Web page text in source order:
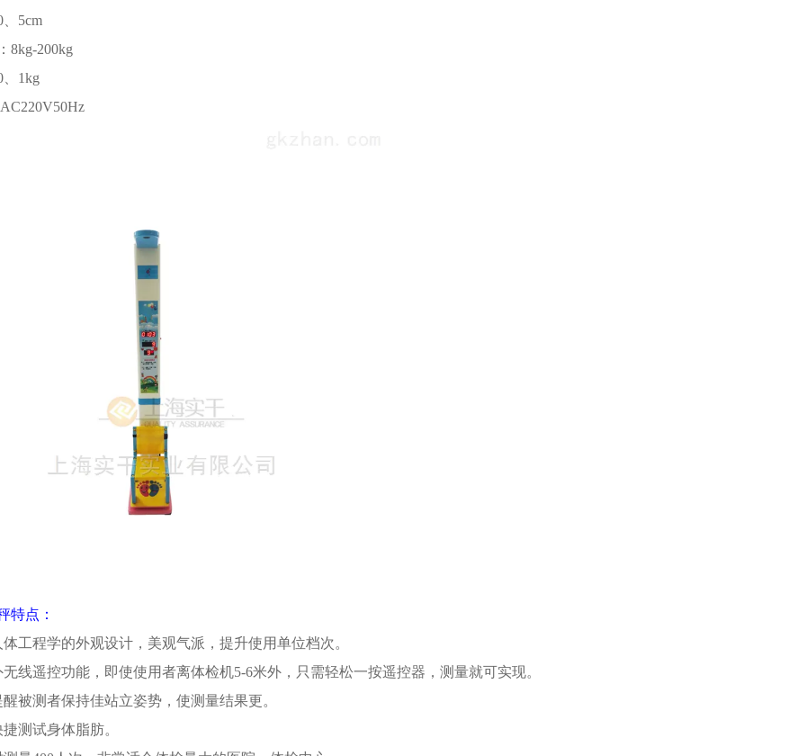
5cm
8kg-200kg
1kg
特点：
工程学的外观设计，美观气派，提升使用单位档次。
线遥控功能，即使使用者离体检机5-6米外，只需轻松一按遥控器，测量就可实现。
被测者保持佳站立姿势，使测量结果更。
测试身体脂肪。